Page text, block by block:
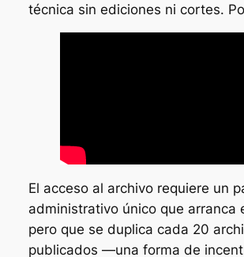
técnica sin ediciones ni cortes.
El acceso al archivo requiere un
administrativo único que arranca
pero que se duplica cada 20
publicados —una forma de